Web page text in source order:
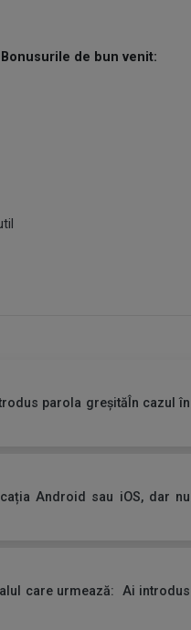
de bun venit:
parola greșităÎn cazul în
Android sau iOS, dar nu
care urmează: Ai introdus